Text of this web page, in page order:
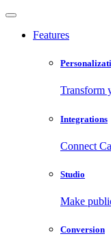
Features
Transform
Integrations
Connect
Studio
Make
Conversion